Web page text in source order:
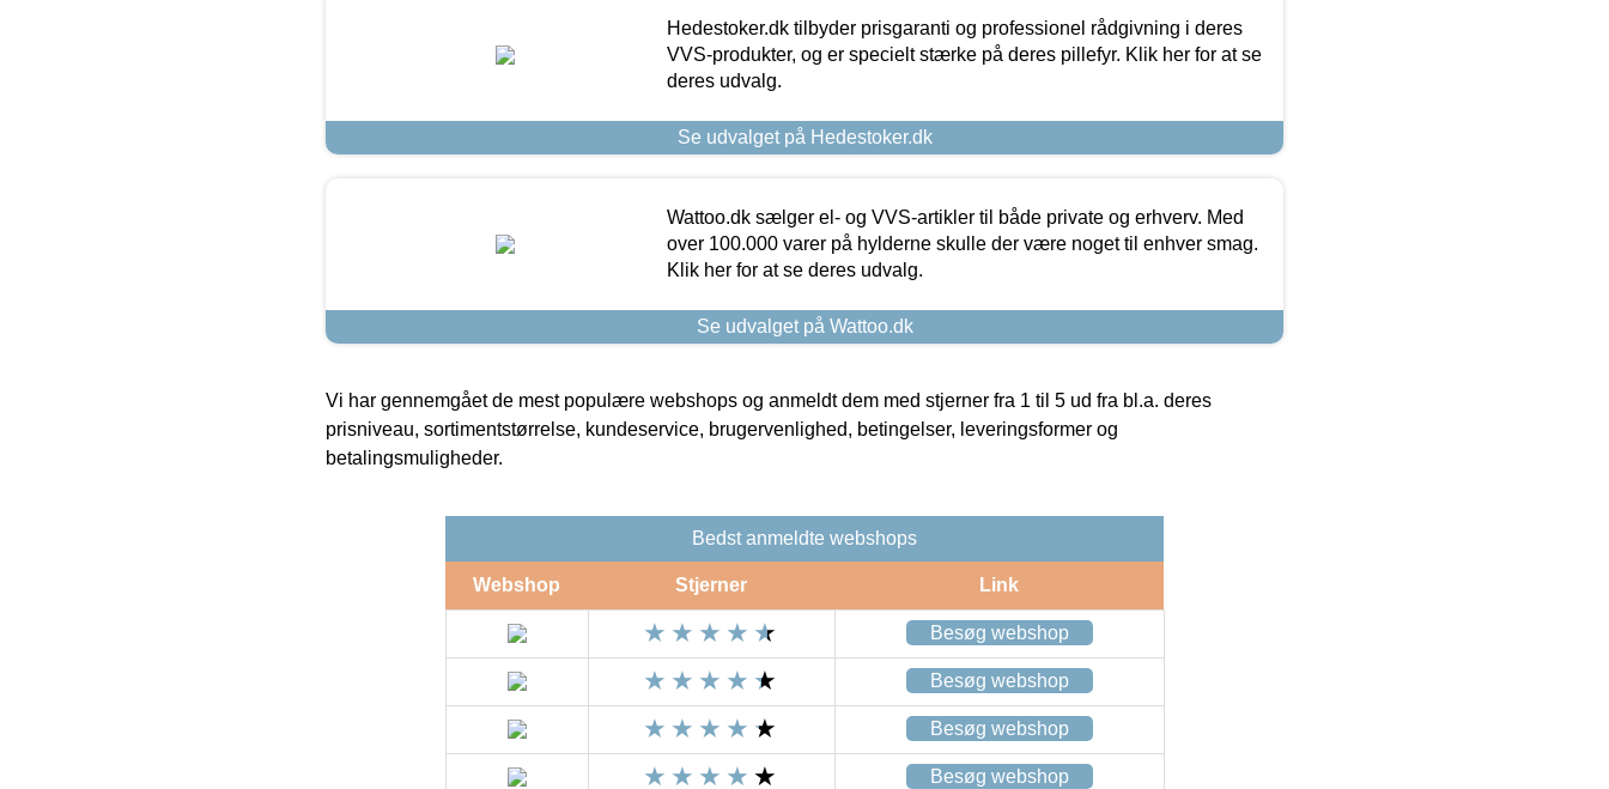
Hedestoker.dk tilbyder prisgaranti og professionel rådgivning i deres
VVS-produkter, og er specielt stærke på deres pillefyr. Klik her for at se
deres udvalg.
Se udvalget på Hedestoker.dk
Wattoo.dk sælger el- og VVS-artikler til både private og erhverv. Med
over 100.000 varer på hylderne skulle der være noget til enhver smag.
Klik her for at se deres udvalg.
Se udvalget på Wattoo.dk
Vi har gennemgået de mest populære webshops og anmeldt dem med stjerner fra 1 til 5 ud fra bl.a. deres
prisniveau, sortimentstørrelse, kundeservice, brugervenlighed, betingelser, leveringsformer og
betalingsmuligheder.
Bedst anmeldte webshops
Webshop Stjerner Link
Besøg webshop
Besøg webshop
Besøg webshop
Besøg webshop